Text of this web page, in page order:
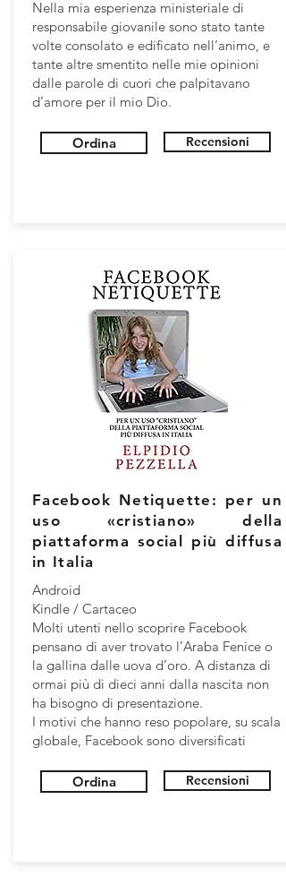
Nella mia esperienza ministeriale di
responsabile giovanile sono stato tante
volte consolato e edificato nell’animo, e
tante altre smentito nelle mie opinioni
dalle parole di cuori che palpitavano
d’amore per il mio Dio.
Ordina Recensioni
Facebook Netiquette: per un
uso «cristiano» della
piattaforma social più diffusa
in Italia
Android
Kindle / Cartaceo
Molti utenti nello scoprire Facebook
pensano di aver trovato l’Araba Fenice o
la gallina dalle uova d’oro. A distanza di
ormai più di dieci anni dalla nascita non
ha bisogno di presentazione.
I motivi che hanno reso popolare, su scala
globale, Facebook sono diversificati
Ordina Recensioni